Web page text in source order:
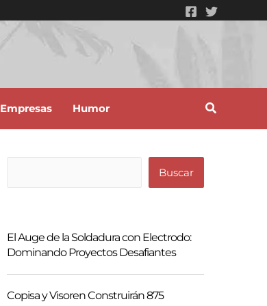
Empresas Humor
a
Buscar
El Auge de la Soldadura con Electrodo:
Dominando Proyectos Desafiantes
Copisa y Visoren Construirán 875